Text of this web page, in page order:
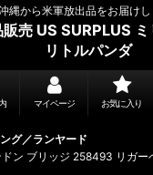
縄から米軍放出品をお届けし
売 US SURPLUS
リトルパンダ
マイページ お気に入り
グ／ランヤード
ドン ブリッジ 258493 リガ